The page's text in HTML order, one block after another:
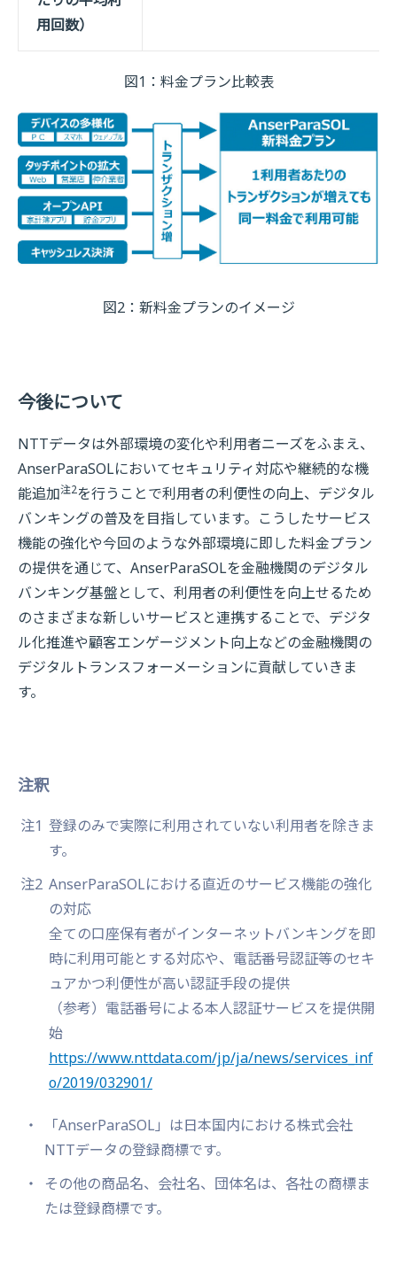
用回数）
図1：料金プラン比較表
図2：新料金プランのイメージ
今後について
NTTデータは外部環境の変化や利用者ニーズをふまえ、
AnserParaSOLにおいてセキュリティ対応や継続的な機
能追加注2を行うことで利用者の利便性の向上、デジタル
バンキングの普及を目指しています。こうしたサービス
機能の強化や今回のような外部環境に即した料金プラン
の提供を通じて、AnserParaSOLを金融機関のデジタル
バンキング基盤として、利用者の利便性を向上せるため
のさまざまな新しいサービスと連携することで、デジタ
ル化推進や顧客エンゲージメント向上などの金融機関の
デジタルトランスフォーメーションに貢献していきま
す。
注釈
注1 登録のみで実際に利用されていない利用者を除きま
す。
注2 AnserParaSOLにおける直近のサービス機能の強化
の対応
全ての口座保有者がインターネットバンキングを即
時に利用可能とする対応や、電話番号認証等のセキ
ュアかつ利便性が高い認証手段の提供
（参考）電話番号による本人認証サービスを提供開
始
https://www.nttdata.com/jp/ja/news/services_inf
o/2019/032901/
「AnserParaSOL」は日本国内における株式会社
NTTデータの登録商標です。
その他の商品名、会社名、団体名は、各社の商標ま
たは登録商標です。